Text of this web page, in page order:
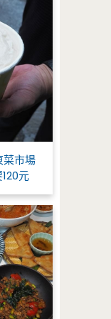
市場
元